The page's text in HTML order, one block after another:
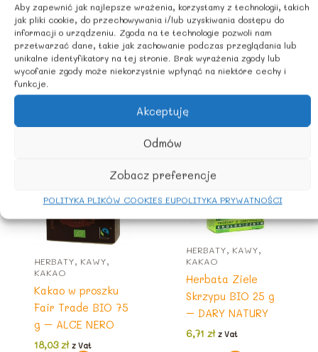
Aby zapewnić jak najlepsze wrażenia, korzystamy z technologii, takich
jak pliki cookie, do przechowywania i/lub uzyskiwania dostępu do
informacji o urządzeniu. Zgoda na te technologie pozwoli nam
przetwarzać dane, takie jak zachowanie podczas przeglądania lub
unikalne identyfikatory na tej stronie. Brak wyrażenia zgody lub
wycofanie zgody może niekorzystnie wpłynąć na niektóre cechy i
funkcje.
Akceptuję
Odmów
Zobacz preferencje
POLITYKA PLIKÓW COOKIES EUPOLITYKA PRYWATNOŚCI
Polska
Podobne produkty
HERBATY, KAWY,
KAKAO
Kakao w proszku
Fair Trade BIO 75
g – ALCE NERO
18,03zł z Vat
HERBATY, KAWY,
KAKAO
Herbata Ziele
Skrzypu BIO 25 g
– DARY NATURY
6,71 zł z Vat